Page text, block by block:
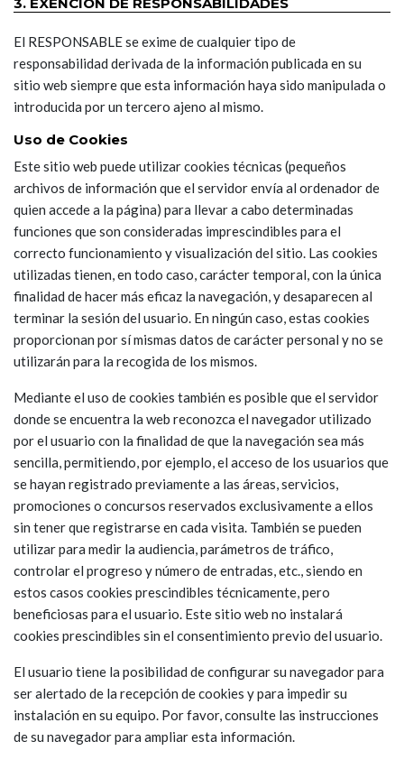
El RESPONSABLE se exime de cualquier tipo de
responsabilidad derivada de la información publicada en su
sitio web siempre que esta información haya sido manipulada o
introducida por un tercero ajeno al mismo.
Uso de Cookies
Este sitio web puede utilizar cookies técnicas (pequeños
archivos de información que el servidor envía al ordenador de
quien accede a la página) para llevar a cabo determinadas
funciones que son consideradas imprescindibles para el
correcto funcionamiento y visualización del sitio. Las cookies
utilizadas tienen, en todo caso, carácter temporal, con la única
finalidad de hacer más eficaz la navegación, y desaparecen al
terminar la sesión del usuario. En ningún caso, estas cookies
proporcionan por sí mismas datos de carácter personal y no se
utilizarán para la recogida de los mismos.
Mediante el uso de cookies también es posible que el servidor
donde se encuentra la web reconozca el navegador utilizado
por el usuario con la finalidad de que la navegación sea más
sencilla, permitiendo, por ejemplo, el acceso de los usuarios que
se hayan registrado previamente a las áreas, servicios,
promociones o concursos reservados exclusivamente a ellos
sin tener que registrarse en cada visita. También se pueden
utilizar para medir la audiencia, parámetros de tráfico,
controlar el progreso y número de entradas, etc., siendo en
estos casos cookies prescindibles técnicamente, pero
beneficiosas para el usuario. Este sitio web no instalará
cookies prescindibles sin el consentimiento previo del usuario.
El usuario tiene la posibilidad de configurar su navegador para
ser alertado de la recepción de cookies y para impedir su
instalación en su equipo. Por favor, consulte las instrucciones
de su navegador para ampliar esta información.